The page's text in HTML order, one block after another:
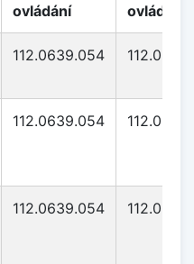
ovládání
ovládání
112.0639.054
112.0639.054
112.0639.054